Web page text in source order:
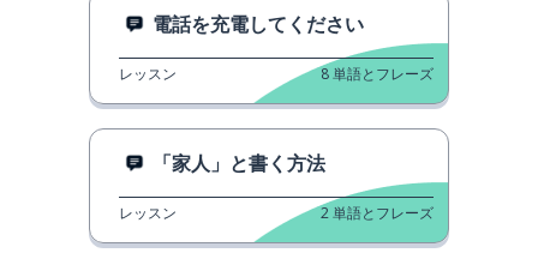
電話を充電してください
レッスン 8単語とフレーズ
「家人」と書く方法
レッスン 2単語とフレーズ